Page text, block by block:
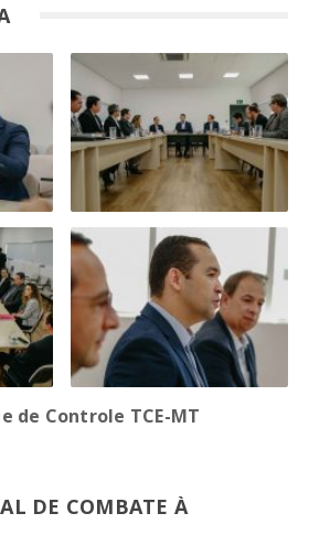
de Controle TCE-MT
DE COMBATE À